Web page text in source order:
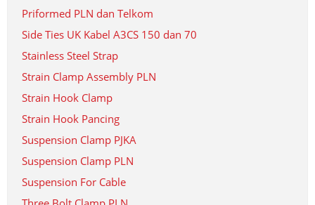
Priformed PLN dan Telkom
Side Ties UK Kabel A3CS 150 dan 70
Stainless Steel Strap
Strain Clamp Assembly PLN
Strain Hook Clamp
Strain Hook Pancing
Suspension Clamp PJKA
Suspension Clamp PLN
Suspension For Cable